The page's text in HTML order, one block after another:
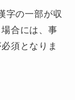
字の一部が収
合には、事
須となりま